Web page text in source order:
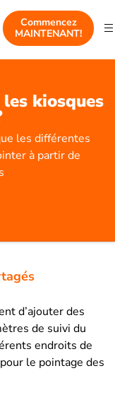
Commencez
MAINTENANT!
kiosques
les différentes
à partir de
d’ajouter des
de suivi du
endroits de
le pointage des